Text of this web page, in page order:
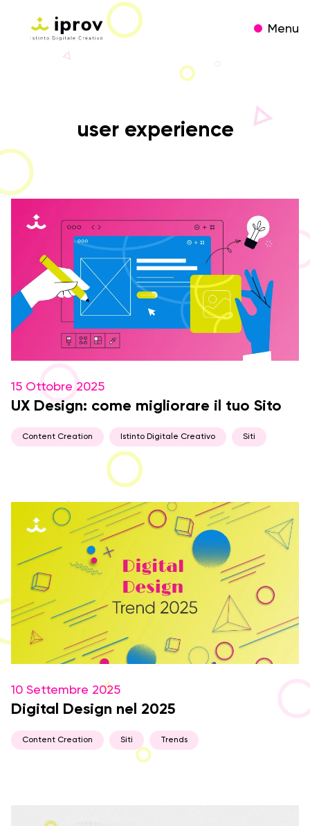
Menu
user experience
15 Ottobre 2025
UX Design: come migliorare il tuo Sito
Content Creation Istinto Digitale Creativo Siti
10 Settembre 2025
Digital Design nel 2025
Content Creation Siti Trends